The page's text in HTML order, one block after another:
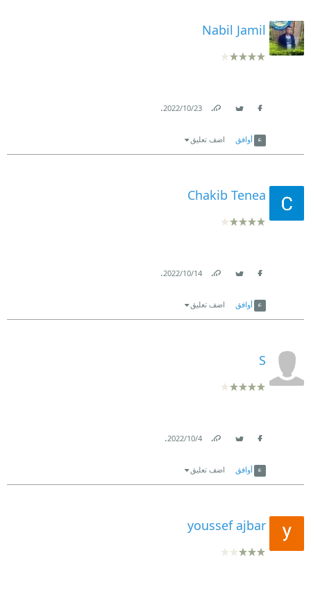
Nabil Jamil
23‏/10‏/2022
.
أوافق اضف تعليق
Chakib Tenea
14‏/10‏/2022
.
أوافق اضف تعليق
S
4‏/10‏/2022
.
أوافق اضف تعليق
youssef ajbar